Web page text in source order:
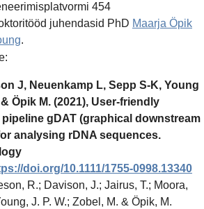
454
juhendasid PhD Maarja Öpik
.
J, Neuenkamp L, Sepp S‐K, Young
Öpik M. (2021), User‐friendly
gDAT (graphical downstream
analysing rDNA sequences.
doi.org/10.1111/1755-0998.13340
R.; Davison, J.; Jairus, T.; Moora,
J. P. W.; Zobel, M. & Öpik, M.